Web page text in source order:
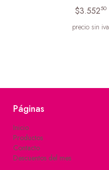
$3.55250
precio sin iva
Páginas
Inicio
Productos
Contacto
Descuentos del mes